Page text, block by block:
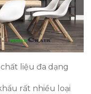
liệu đa dạng
rất nhiều loại